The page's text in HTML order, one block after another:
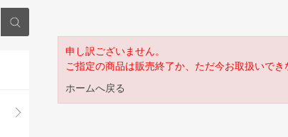
申し訳ございません。
ご指定の商品は販売終了か、ただ今お取扱いでき
ホームへ戻る